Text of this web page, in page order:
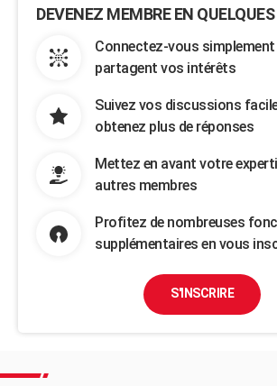
DEVENEZ MEMBRE EN
Connectez-vous simplement
partagent vos intérêts
Suivez vos discussions
obtenez plus de réponses
Mettez en avant votre
autres membres
Profitez de nombreuses
supplémentaires en vous
S'INSCRIRE